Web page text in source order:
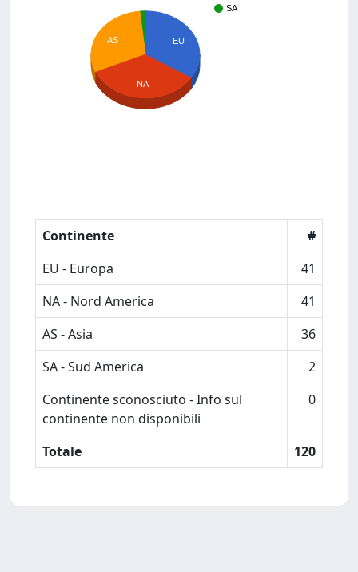
SA
EU
AS
NA
Continente
#
EU - Europa
41
NA - Nord America
41
AS - Asia
36
SA - Sud America
2
Continente sconosciuto - Info sul
continente non disponibili
0
Totale 120